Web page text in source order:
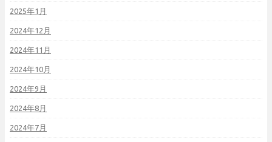
2025年1月
2024年12月
2024年11月
2024年10月
2024年9月
2024年8月
2024年7月